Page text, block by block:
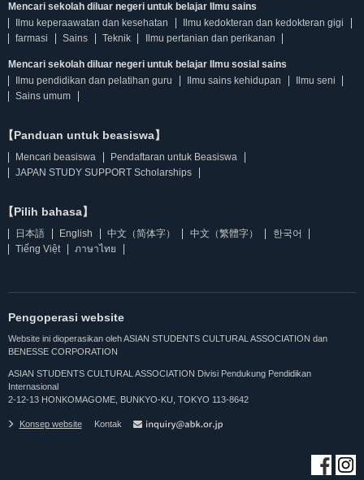
Mencari sekolah diluar negeri untuk belajar Ilmu sains
Ilmu keperaawatan dan kesehatan
Ilmu kedokteran dan kedokteran gigi
farmasi
Sains Teknik Ilmu pertanian dan perikanan
Mencari sekolah diluar negeri untuk belajar Ilmu sosial sains
Ilmu pendidikan dan pelatihan guru
Ilmu sains kehidupan
Ilmu seni
Sains umum
【Panduan untuk beasiswa】
Mencari beasiswa
Pendaftaran untuk Beasiswa
JAPAN STUDY SUPPORT Scholarships
【Pilih bahasa】
日本語 English 中文（简体字） 中文（繁體字）
한국어
Tiếng Việt
ภาษาไทย
Pengoperasi website
Website ini dioperasikan oleh ASIAN STUDENTS CULTURAL ASSOCIATION dan
BENESSE CORPORATION
ASIAN STUDENTS CULTURAL ASSOCIATION Divisi Pendukung Pendidikan
Internasional
2-12-13 HONKOMAGOME, BUNKYO-KU, TOKYO 113-8642
Konsep website Kontak